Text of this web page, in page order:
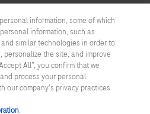
notrePolitique en
vie privée.
information, some of which
information, such as
similar technologies in order to
personalize the site, and improve
All”, you confirm that we
process your personal
our company's privacy practices
.